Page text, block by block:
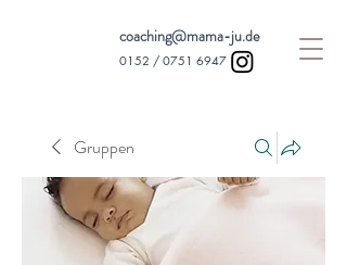
coaching@mama-ju.de
0152 / 0751 6947
Gruppen